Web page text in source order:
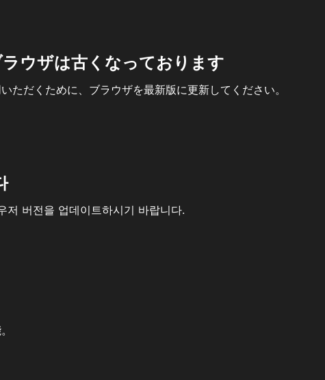
ウザは古くなっております
ただくために、ブラウザを最新版に更新してください。
저 버전을 업데이트하시기 바랍니다.